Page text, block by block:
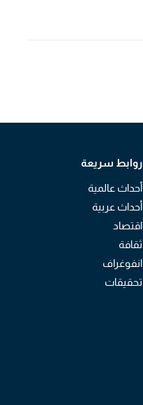
روابط سريعة
أحداث عالمية
أحداث عربية
اقتصاد
ثقافة
انفوغراف
تحقيقات